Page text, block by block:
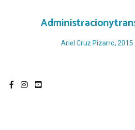
Ariel Cruz Pizarro, 2015